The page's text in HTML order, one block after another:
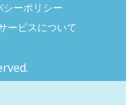
ーポリシー
ービスについて